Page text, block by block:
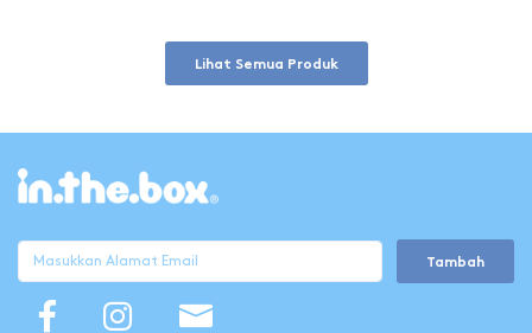
Lihat Semua Produk
Tambah